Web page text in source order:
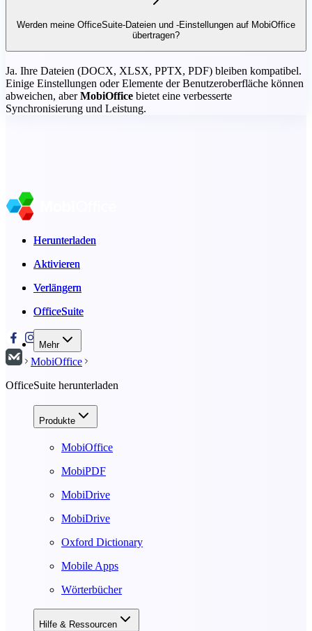
Werden meine OfficeSuite-Dateien und -Einstellungen auf MobiOffice
übertragen?
Ja. Ihre Dateien (DOCX, XLSX, PPTX, PDF) bleiben kompatibel.
Einige Einstellungen oder Elemente der Benutzeroberfläche können
abweichen, aberMobiOffice bietet eine verbesserte
Synchronisierung und Leistung.
Herunterladen
Aktivieren
Verlängern
OfficeSuite
Mehr
Herunterladen
Aktivieren
Verlängern
OfficeSuite
MobiOffice
OfficeSuite herunterladen
Produkte
MobiOffice
MobiPDF
MobiDrive
MobiDrive
Oxford Dictionary
Mobile Apps
Wörterbücher
Hilfe & Ressourcen